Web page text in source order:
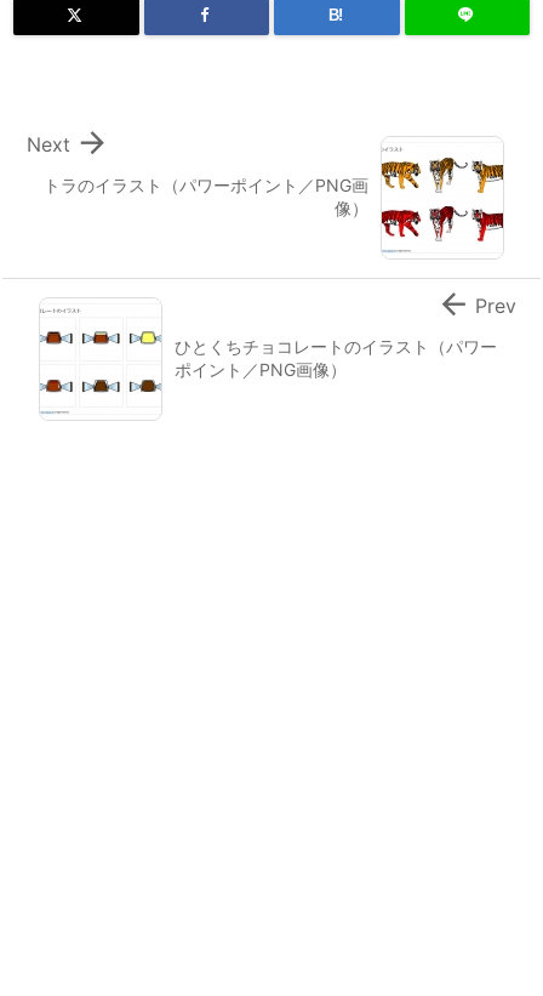
B!
トラのイラスト（パワーポイント／PNG画
像）

Next
ひとくちチョコレートのイラスト（パワー
ポイント／PNG画像）
 Prev